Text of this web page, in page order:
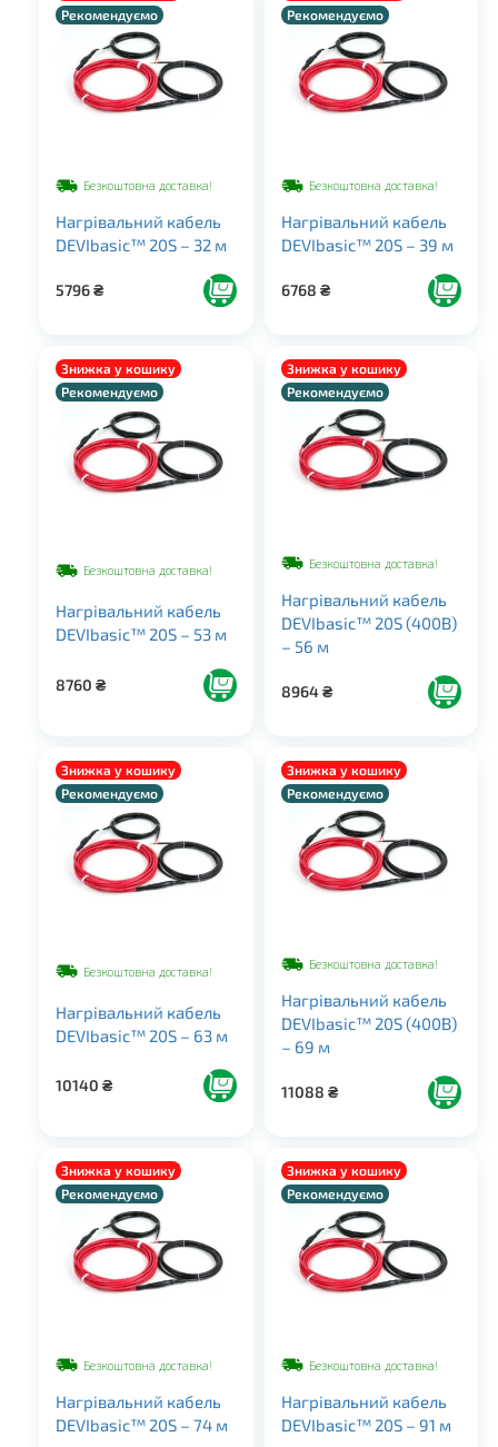
Рекомендуємо
Безкоштовна доставка!
Нагрівальний кабель
DEVIbasic™ 20S – 32 м
5796₴
Рекомендуємо
Безкоштовна доставка!
Нагрівальний кабель
DEVIbasic™ 20S – 39 м
6768 ₴
Знижка у кошику
Рекомендуємо
Безкоштовна доставка!
Нагрівальний кабель
DEVIbasic™ 20S – 53 м
8760 ₴
Знижка у кошику
Рекомендуємо
Безкоштовна доставка!
Нагрівальний кабель
DEVIbasic™ 20S (400В)
– 56 м
8964₴
Знижка у кошику
Рекомендуємо
Безкоштовна доставка!
Нагрівальний кабель
DEVIbasic™ 20S – 63 м
10140 ₴
Знижка у кошику
Рекомендуємо
Безкоштовна доставка!
Нагрівальний кабель
DEVIbasic™ 20S (400В)
– 69 м
11088 ₴
Знижка у кошику
Рекомендуємо
Безкоштовна доставка!
Нагрівальний кабель
DEVIbasic™ 20S – 74 м
Знижка у кошику
Рекомендуємо
Безкоштовна доставка!
Нагрівальний кабель
DEVIbasic™ 20S – 91 м